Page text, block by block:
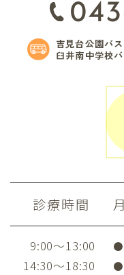
吉見台公園バ
臼井南中学校
診療時間 月
9:00～13:00 ●
14:30～18:30 ●